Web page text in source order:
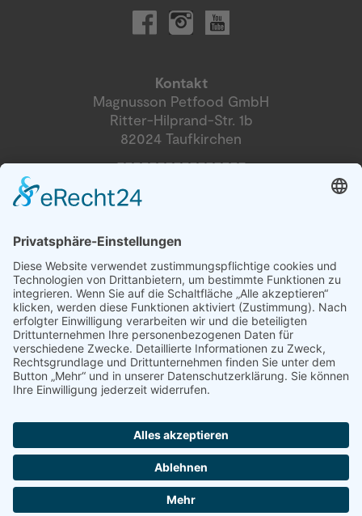
Kontakt
Magnusson Petfood GmbH
Ritter-Hilprand-Str. 1b
82024 Taufkirchen
Dogs and More
Tel. +49 89-215 36 437
info@magnussonpetfood.de
Tel. +43 676 39 11 127
info@magnussonpetfood.at
Partner
Presse Login
Züchter Login
Newsletter abonnieren
Anfrage Sponsoring